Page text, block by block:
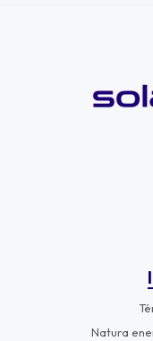
Natura